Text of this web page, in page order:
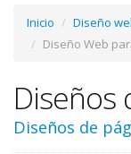
Inicio
Diseño
Diseño Web
Diseños
Diseños de